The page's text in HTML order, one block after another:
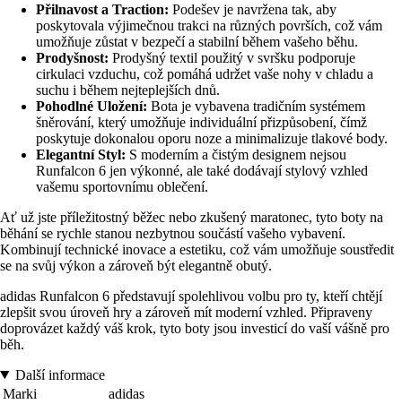
Přilnavost a Traction: Podešev je navržena tak, aby
poskytovala výjimečnou trakci na různých površích, což vám
umožňuje zůstat v bezpečí a stabilní během vašeho běhu.
Prodyšnost: Prodyšný textil použitý v svršku podporuje
cirkulaci vzduchu, což pomáhá udržet vaše nohy v chladu a
suchu i během nejteplejších dnů.
Pohodlné Uložení: Bota je vybavena tradičním systémem
šněrování, který umožňuje individuální přizpůsobení, čímž
poskytuje dokonalou oporu noze a minimalizuje tlakové body.
Elegantní Styl: S moderním a čistým designem nejsou
Runfalcon 6 jen výkonné, ale také dodávají stylový vzhled
vašemu sportovnímu oblečení.
Ať už jste příležitostný běžec nebo zkušený maratonec, tyto boty na
běhání se rychle stanou nezbytnou součástí vašeho vybavení.
Kombinují technické inovace a estetiku, což vám umožňuje soustředit
se na svůj výkon a zároveň být elegantně obutý.
adidas Runfalcon 6 představují spolehlivou volbu pro ty, kteří chtějí
zlepšit svou úroveň hry a zároveň mít moderní vzhled. Připraveny
doprovázet každý váš krok, tyto boty jsou investicí do vaší vášně pro
běh.
Další informace
Marki
adidas